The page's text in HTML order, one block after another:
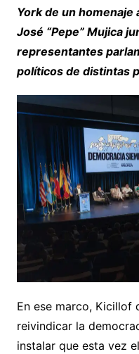
York de un
José “Pepe” Mujica
representantes
políticos de distintas
En ese marco, Kicillof
reivindicar la
instalar que esta vez